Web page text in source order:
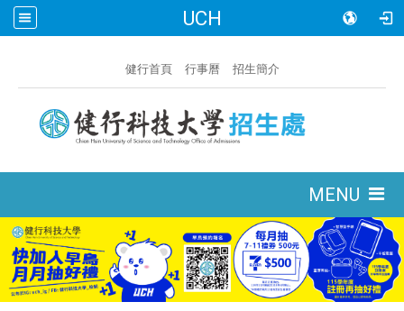
UCH
健行首頁 行事曆 招生簡介
MENU